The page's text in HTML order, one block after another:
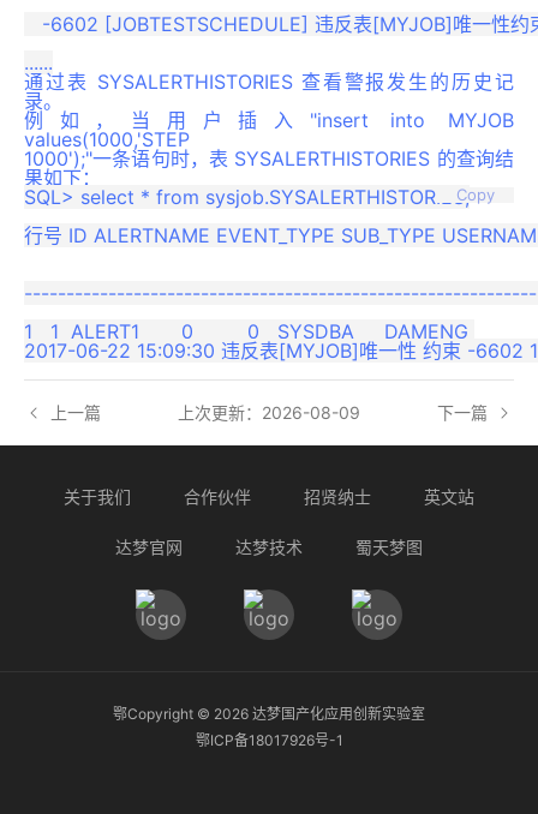
-6602 [JOBTESTSCHEDULE] 违反表[MYJOB]唯一性约
通过表 SYSALERTHISTORIES 查看警报发生的历史记
录。
例如，当用户插入"insert into MYJOB
values(1000,'STEP
1000');"一条语句时，表 SYSALERTHISTORIES 的查询结
果如下：
Copy
SQL> select * from sysjob.SYSALERTHISTORIES;
行号 ID ALERTNAME EVENT_TYPE SUB_TYPE
1   1  ALERT1       0         0   SYSDBA     DAMENG
上次更新：2026-08-09
上一篇 下一篇
关于我们 合作伙伴 招贤纳士 英文站
达梦官网 达梦技术 蜀天梦图
鄂Copyright © 2026 达梦国产化应用创新实验室
鄂ICP备18017926号-1